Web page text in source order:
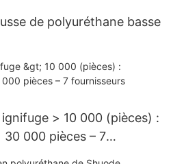
de polyuréthane basse
> 10 000 (pièces) :
000 pièces – 7